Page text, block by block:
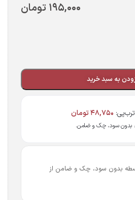
۱۹۵,۰۰۰ تومان
به سبد خرید
۴۸,۷۵۰تومان
4 قسطه بدون سود، چک و ضامن از